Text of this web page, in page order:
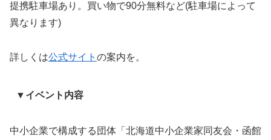
提携駐車場あり。買い物で90分無料など(駐車場によって
異なります)
詳しくは公式サイト の案内を。
▼イベント内容
中小企業で構成する団体「北海道中小企業家同友会・函館